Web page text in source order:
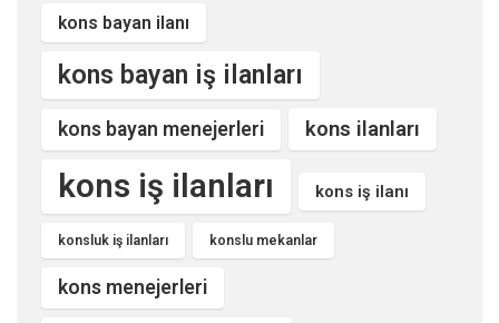
kons bayan ilanı
kons bayan iş ilanları
kons bayan menejerleri kons ilanları
kons iş ilanları kons iş ilanı
konsluk iş ilanları konslu mekanlar
kons menejerleri